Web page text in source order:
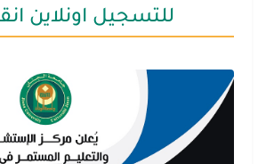
للتسجيل اونلاين